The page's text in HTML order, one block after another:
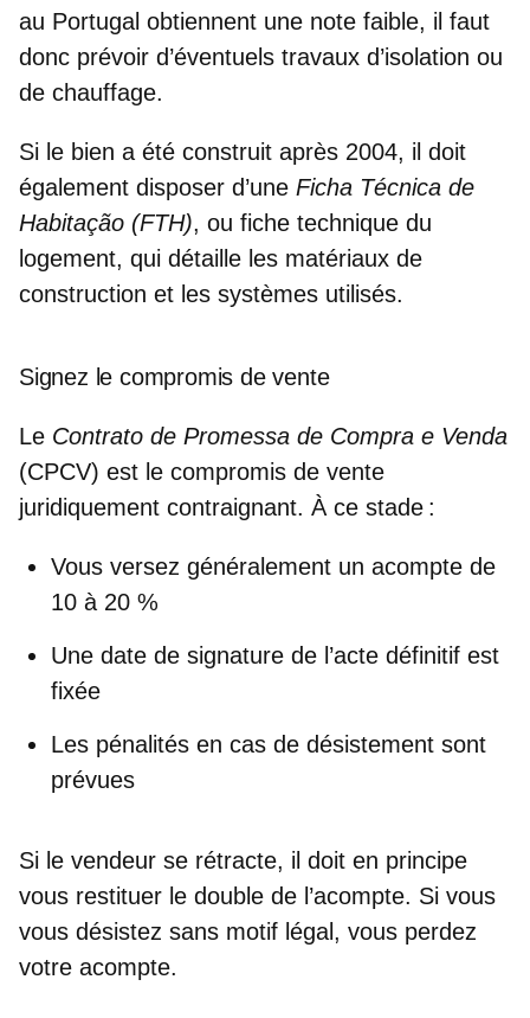
au Portugal obtiennent une note faible, il faut
donc prévoir d’éventuels travaux d’isolation ou
de chauffage.
Si le bien a été construit après 2004, il doit
également disposer d’une Ficha Técnica de
Habitação (FTH), ou fiche technique du
logement, qui détaille les matériaux de
construction et les systèmes utilisés.
Signez le compromis de vente
Le Contrato de Promessa de Compra e Venda
(CPCV) est le compromis de vente
juridiquement contraignant. À ce stade :
Vous versez généralement un acompte de
10 à 20 %
Une date de signature de l’acte définitif est
fixée
Les pénalités en cas de désistement sont
prévues
Si le vendeur se rétracte, il doit en principe
vous restituer le double de l’acompte. Si vous
vous désistez sans motif légal, vous perdez
votre acompte.